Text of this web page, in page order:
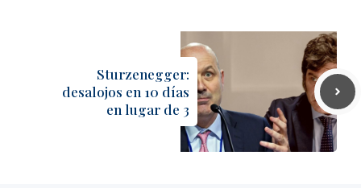
Sturzenegger:
desalojos en 10 días
en lugar de 3